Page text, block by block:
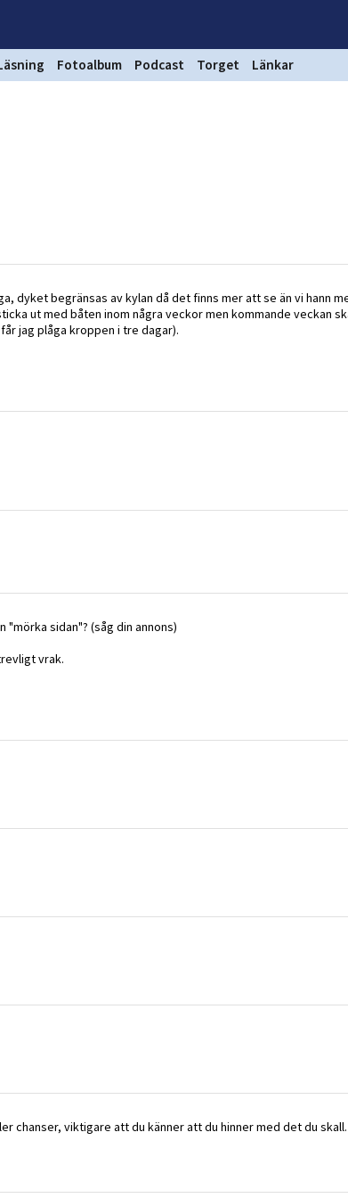
Fotoalbum Podcast Torget Länkar
dyket begränsas av kylan då det finns mer att se än vi hann
ut med båten inom några veckor men kommande veckan
jag plåga kroppen i tre dagar).
sidan"? (såg din annons)
vrak.
chanser, viktigare att du känner att du hinner med det du